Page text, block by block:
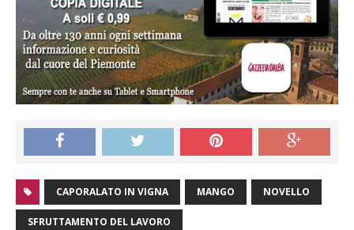
CAPORALATO IN VIGNA MANGO NOVELLO
SFRUTTAMENTO DEL LAVORO